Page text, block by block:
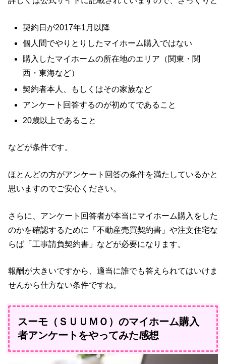
契約日が2017年1月以降
個人間でやりとりしたマイホーム購入ではない
購入したマイホームの所在地のエリア（関東・関
西・東海など）
契約者本人、もしくはその家族など
アンケート回答するのが初めてであること
20歳以上であること
などが条件です。
ほとんどの方がアンケート回答の条件を満たしているかと
思いますのでご安心ください。
さらに、アンケート回答者が本当にマイホーム購入をした
のかを確認するために「不動産売買契約書」や注文住宅な
らば「工事請負契約書」などが必要になります。
報酬が大きいですから、適当に誰でも答えられてはいけま
せんから仕方ない条件ですね。
スーモ（ＳＵＵＭＯ）のマイホーム購入
者アンケートをやってみた感想